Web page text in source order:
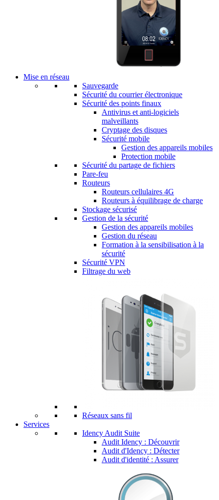
Mise en réseau
Sauvegarde
Sécurité du courrier électronique
Sécurité des points finaux
Antivirus et anti-logiciels
malveillants
Cryptage des disques
Sécurité mobile
Gestion des appareils mobiles
Protection mobile
Sécurité du partage de fichiers
Pare-feu
Routeurs
Routeurs cellulaires 4G
Routeurs à équilibrage de charge
Stockage sécurisé
Gestion de la sécurité
Gestion des appareils mobiles
Gestion du réseau
Formation à la sensibilisation à la
sécurité
Sécurité VPN
Filtrage du web
Réseaux sans fil
Services
Idency Audit Suite
Audit Idency : Découvrir
Audit d'Idency : Détecter
Audit d'identité : Assurer